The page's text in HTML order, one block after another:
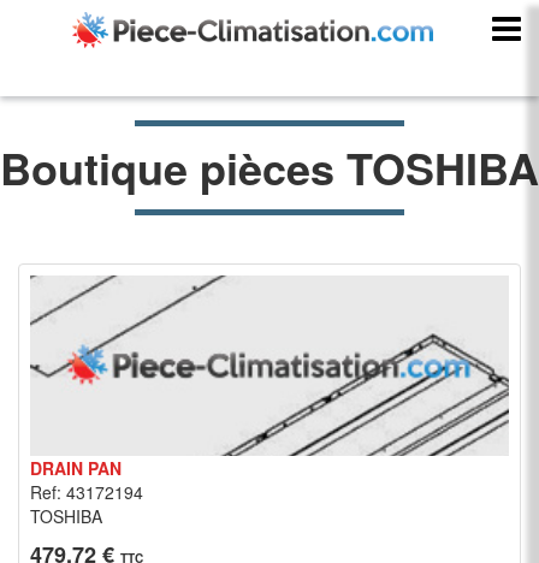
Boutique pièces TOSHIBA
DRAIN PAN
Ref: 43172194
TOSHIBA
479,72 € TTC